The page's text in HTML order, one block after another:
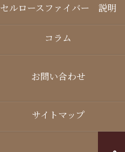
セルロースファイバー 説明
コラム
お問い合わせ
サイトマップ